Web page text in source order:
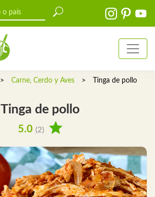
> Carne, Cerdo y Aves > Tinga de pollo
Tinga de pollo
5.0 (2)